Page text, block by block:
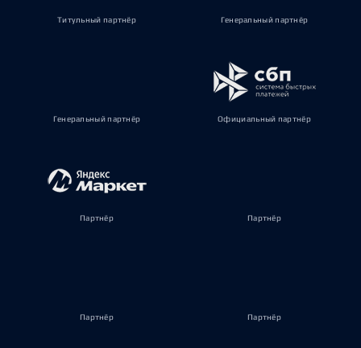
Титульный партнёр Генеральный партнёр
Генеральный партнёр Официальный партнёр
Партнёр Партнёр
Партнёр Партнёр